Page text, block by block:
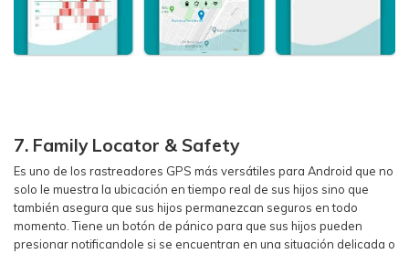
7. Family Locator & Safety
Es uno de los rastreadores GPS más versátiles para Android que no
solo le muestra la ubicación en tiempo real de sus hijos sino que
también asegura que sus hijos permanezcan seguros en todo
momento. Tiene un botón de pánico para que sus hijos pueden
presionar notificandole si se encuentran en una situación delicada o